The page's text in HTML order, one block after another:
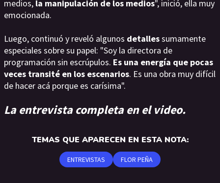
medios, la manipulación de los medios", inició, ella muy
emocionada.
Luego, continuó y reveló algunos detallessumamente
especiales sobre su papel: "Soy la directora de
programación sin escrúpulos. Es una energía que pocas
veces transité en los escenarios. Es una obra muy difícil
de hacer acá porque es carísima".
La entrevista completa en el video.
TEMAS QUE APARECEN EN ESTA NOTA:
ENTREVISTAS FLOR PEÑA